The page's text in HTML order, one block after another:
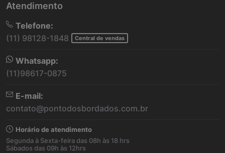
Atendimento
Telefone:
(11) 98128-1848
Central de vendas
Whatsapp:
(11)98617-0875
E-mail:
contato@pontodosbordados.com.br
Horário de atendimento
Segunda à Sexta-feira das 08h às 18 hrs
Sábados das 09h às 12hrs